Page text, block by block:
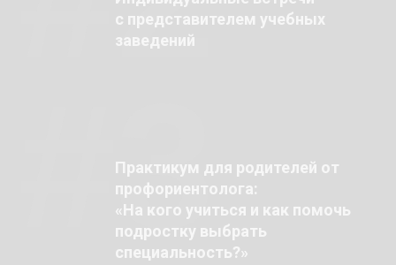
с представителем учебных
заведений
Практикум для родителей от
профориентолога:
«На кого учиться и как помочь
подростку выбрать
специальность?»
#3